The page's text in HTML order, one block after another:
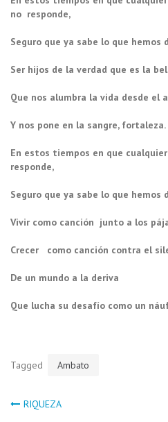
no responde,
Seguro que ya sabe lo que hemos
Ser hijos de la verdad que es la
Que nos alumbra la vida desde el
Y nos pone en la sangre, fortaleza.
En estos tiempos en que
responde,
Seguro que ya sabe lo que hemos
Vivir como canción junto a los
Crecer como canción contra el
De un mundo a la deriva
Que lucha su desafío como un
Tagged Ambato
Navegación
RIQUEZA